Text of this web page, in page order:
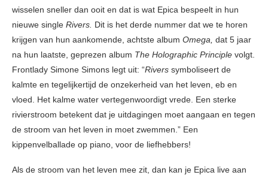
wisselen sneller dan ooit en dat is wat Epica bespeelt in hun
nieuwe single Rivers. Dit is het derde nummer dat we te horen
krijgen van hun aankomende, achtste album Omega, dat 5 jaar
na hun laatste, geprezen album The Holographic Principle volgt.
Frontlady Simone Simons legt uit: “Rivers symboliseert de
kalmte en tegelijkertijd de onzekerheid van het leven, eb en
vloed. Het kalme water vertegenwoordigt vrede. Een sterke
rivierstroom betekent dat je uitdagingen moet aangaan en tegen
de stroom van het leven in moet zwemmen.” Een
kippenvelballade op piano, voor de liefhebbers!
Als de stroom van het leven mee zit, dan kan je Epica live aan